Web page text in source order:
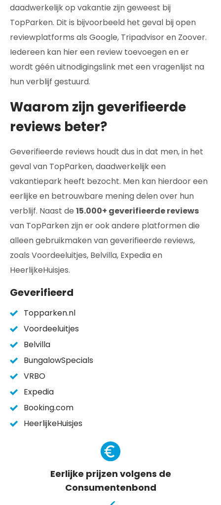
daadwerkelijk op vakantie zijn geweest bij
TopParken. Dit is bijvoorbeeld het geval bij open
reviewplatforms als Google, Tripadvisor en Zoover.
Iedereen kan hier een review toevoegen en er
wordt géén uitnodigingslink met een vragenlijst na
hun verblijf gestuurd.
Waarom zijn geverifieerde
reviews beter?
Geverifieerde reviews houdt dus in dat men, in het
geval van TopParken, daadwerkelijk een
vakantiepark heeft bezocht. Men kan hierdoor een
eerlijke en betrouwbare mening delen over hun
verblijf. Naast de 15.000+ geverifieerde reviews
van TopParken zijn er ook andere platformen die
alleen gebruikmaken van geverifieerde reviews,
zoals Voordeeluitjes, Belvilla, Expedia en
HeerlijkeHuisjes.
Geverifieerd
Topparken.nl
Voordeeluitjes
Belvilla
BungalowSpecials
VRBO
Expedia
Booking.com
HeerlijkeHuisjes
Eerlijke prijzen volgens de
Consumentenbond